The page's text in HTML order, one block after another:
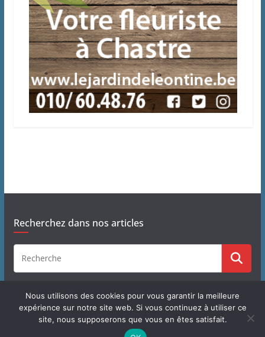
Recherchez dans nos articles
Copyright © 2026 J'habite à Chastre
Nous utilisons des cookies pour vous garantir la meilleure
expérience sur notre site web. Si vous continuez à utiliser ce
site, nous supposerons que vous en êtes satisfait.